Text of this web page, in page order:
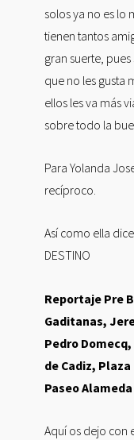
solos ya no es lo
tienen tantos
gran suerte,
que no les gusta
ellos les va más
sobre todo la
Para Yolanda
recíproco.
Así como ella
DESTINO
Reportaje Pre
Gaditanas,
Pedro
de Cadiz,
Paseo
Aquí os dejo con